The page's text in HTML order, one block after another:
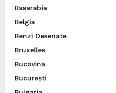
Basarabia
Belgia
Benzi Desenate
Bruxelles
Bucovina
București